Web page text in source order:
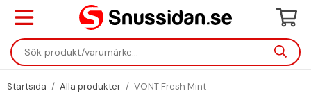
Startsida / Alla produkter / VONT Fresh Mint